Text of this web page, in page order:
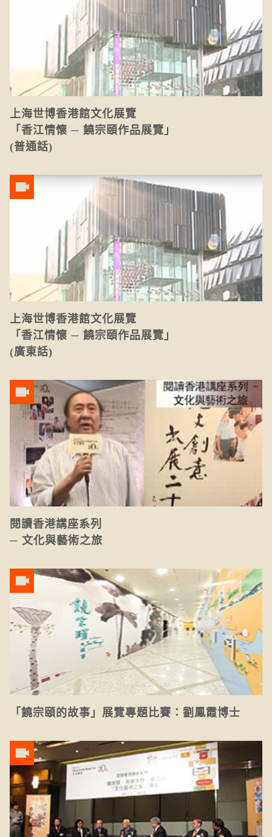
上海世博香港館文化展覽
「香江情懷 ─ 饒宗頤作品展覽」
(普通話)
上海世博香港館文化展覽
「香江情懷 ─ 饒宗頤作品展覽」
(廣東話)
閱讀香港講座系列
─ 文化與藝術之旅
「饒宗頤的故事」展覽專題比賽：劉鳳霞博士